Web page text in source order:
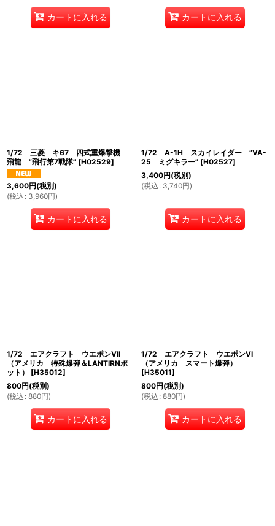
カートに入れる カートに入れる
1/72 三菱 キ67 四式重爆撃機
飛龍 ”飛行第7戦隊” [H02529]
3,600円(税別)
(税込 : 3,960円)
カートに入れる
1/72 A-1H スカイレイダー ”VA-
25 ミグキラー” [H02527]
3,400円(税別)
(税込 : 3,740円)
カートに入れる
1/72 エアクラフト ウエポンVII
（アメリカ 特殊爆弾＆LANTIRNポ
ット）
[H35012]
800円(税別)
(税込 : 880円)
カートに入れる
1/72 エアクラフト ウエポンVI
（アメリカ スマート爆弾）
[H35011]
800円(税別)
(税込 : 880円)
カートに入れる